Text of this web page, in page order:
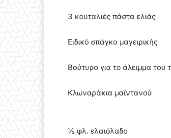
3 κουταλιές πάστα ελιάς
Ειδικό σπάγκο μαγειρικής
Βούτυρο για το άλειμμα του
Κλωναράκια μαϊντανού
½ φλ. ελαιόλαδο